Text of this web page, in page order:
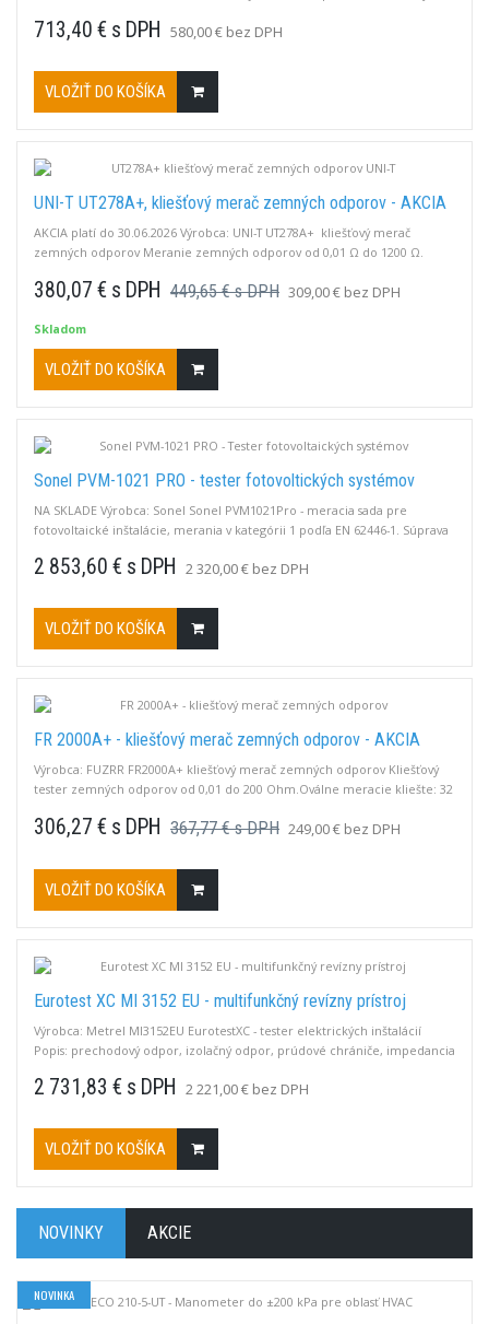
je napr. multimeter. Na kompletné testovanie bezpečnosti ho možno
L1/N, L2/N,...
713,40 € s DPH 580,00 € bez DPH
VLOŽIŤ DO KOŠÍKA
UNI-T UT278A+, kliešťový merač zemných odporov - AKCIA
AKCIA platí do 30.06.2026 Výrobca: UNI-T UT278A+ kliešťový merač
zemných odporov Meranie zemných odporov od 0,01 Ω do 1200 Ω.
Automatický rozsah ● Podržanie údajov ● Vyvolanie údajov ●
Automatická kalibrácia pri...
380,07 € s DPH 449,65 € s DPH 309,00 € bez DPH
Skladom
VLOŽIŤ DO KOŠÍKA
Sonel PVM-1021 PRO - tester fotovoltických systémov
NA SKLADE Výrobca: Sonel Sonel PVM1021Pro - meracia sada pre
fotovoltaické inštalácie, merania v kategórii 1 podľa EN 62446-1. Súprava
žiarenia a teploty Sonel IRM-1
2 853,60 € s DPH 2 320,00 € bez DPH
VLOŽIŤ DO KOŠÍKA
FR 2000A+ - kliešťový merač zemných odporov - AKCIA
Výrobca: FUZRR FR2000A+ kliešťový merač zemných odporov Kliešťový
tester zemných odporov od 0,01 do 200 Ohm.Oválne meracie kliešte: 32
306,27 € s DPH 367,77 € s DPH 249,00 € bez DPH
VLOŽIŤ DO KOŠÍKA
Eurotest XC MI 3152 EU - multifunkčný revízny prístroj
Výrobca: Metrel MI3152EU EurotestXC - tester elektrických inštalácií
Popis: prechodový odpor, izolačný odpor, prúdové chrániče, impedancia
TRMS, TN-TT-IT, USB, akumulátor, automat, kliešte A1018, kliešte A1019,
2 731,83 € s DPH 2 221,00 € bez DPH
VLOŽIŤ DO KOŠÍKA
NOVINKY AKCIE
NOVINKA